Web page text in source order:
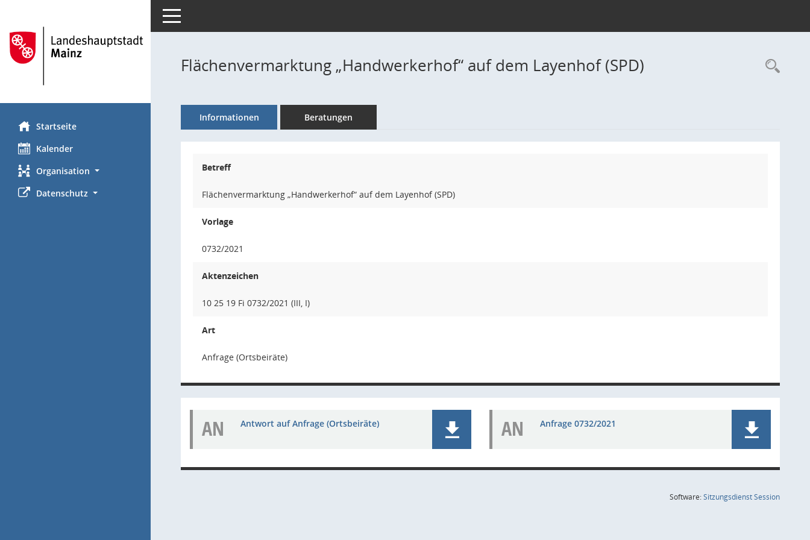
Startseite
Kalender
Organisation
Datenschutz
Toggle navigation
Flächenvermarktung „Handwerkerhof“ auf dem Layenhof (SPD)
Informationen Beratungen
Betreff
Flächenvermarktung „Handwerkerhof“ auf dem Layenhof (SPD)
Vorlage
0732/2021
Aktenzeichen
10 25 19 Fi 0732/2021 (III, I)
Art
Anfrage (Ortsbeiräte)
AN Antwort auf Anfrage (Ortsbeiräte) AN Anfrage 0732/2021
Software:SitzungsdienstSession(Wird in